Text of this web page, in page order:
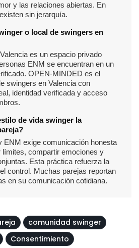
y las relaciones abiertas. En
sin jerarquía.
o local de swingers en
es un espacio privado
ENM se encuentran en un
OPEN-MINDED es el
swingers en Valencia con
identidad verificada y acceso
de vida swinger la
ENM exige comunicación honesta
límites, compartir emociones y
Esta práctica refuerza la
control. Muchas parejas reportan
en su comunicación cotidiana.
comunidad swinger
Consentimiento